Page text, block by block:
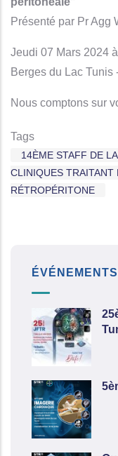
Présenté par Pr Agg
Jeudi 07 Mars 2024
Berges du Lac
Nous comptons sur
Tags
14ÈME STAFF DE
CLINIQUES TRAITANT
RÉTROPÉRITONE